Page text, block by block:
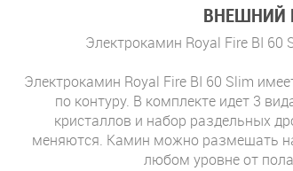
ВНЕШНИЙ
Электрокамин Royal Fire BI 60
Электрокамин Royal Fire BI 60 Slim
по контуру. В комплекте идет 3
кристаллов и набор раздельных
меняются. Камин можно размещать
любом уровне от